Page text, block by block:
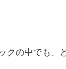
クの中でも、